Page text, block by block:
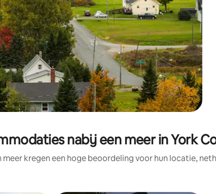
nabij een meer in York
kregen een hoge beoordeling voor hun locatie,